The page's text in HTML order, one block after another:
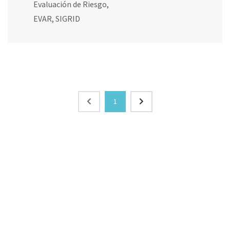
Evaluación de Riesgo,
EVAR, SIGRID
1